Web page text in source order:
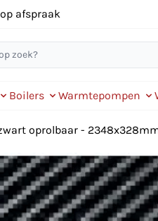
afspraak
Boilers Warmtepompen
oprolbaar -